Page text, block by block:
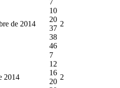
de 2014
10
20
37
38
46
2
2014
7
12
16
20
2